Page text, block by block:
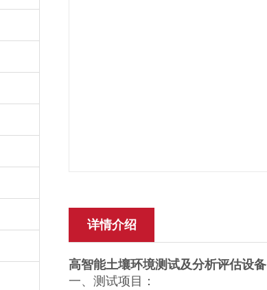
详情介绍
高智能土壤环境测试及分析评估设备
一、测试项目：